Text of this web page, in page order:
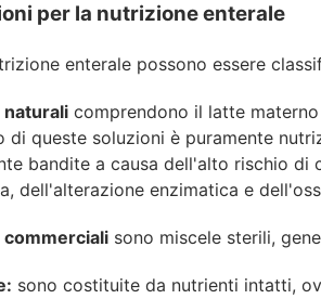
per la nutrizione enterale
enterale possono essere
comprendono il latte
di queste soluzioni è puramente
bandite a causa dell'alto rischio
dell'alterazione enzimatica e
sono miscele sterili,
sono costituite da nutrienti intatti,